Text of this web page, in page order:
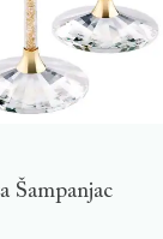
Šampanjac